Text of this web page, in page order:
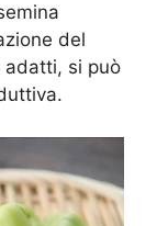
del
adatti, si può